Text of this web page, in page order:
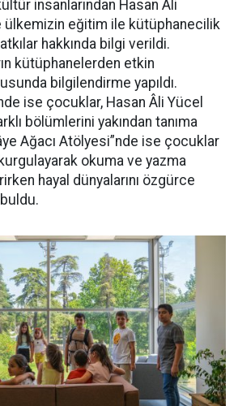
insanlarından Hasan Âli
ülkemizin eğitim ile kütüphanecilik
hakkında bilgi verildi.
kütüphanelerden etkin
bilgilendirme yapıldı.
ise çocuklar, Hasan Âli Yücel
bölümlerini yakından tanıma
Ağacı Atölyesi”nde ise çocuklar
okuma ve yazma
hayal dünyalarını özgürce